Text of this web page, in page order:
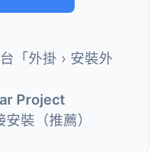
外掛 › 安裝外
Project
裝（推薦）